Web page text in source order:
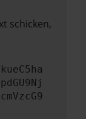
schicken,